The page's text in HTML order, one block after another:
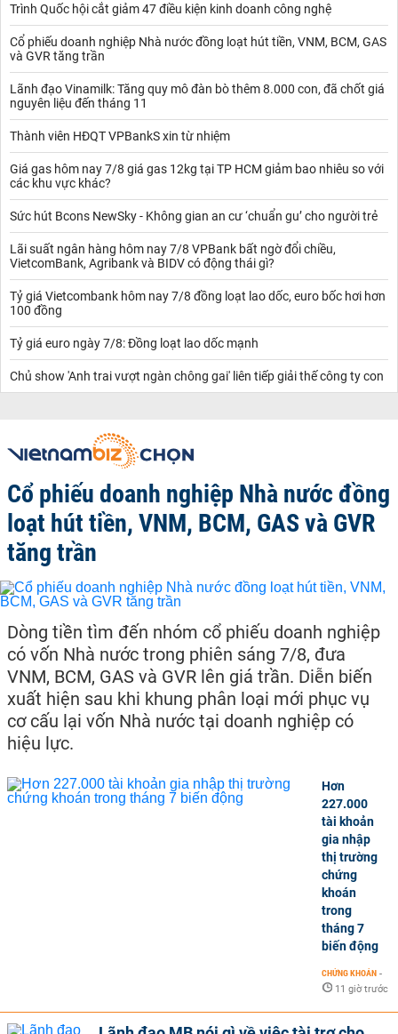
Trình Quốc hội cắt giảm 47 điều kiện kinh doanh công nghệ
Cổ phiếu doanh nghiệp Nhà nước đồng loạt hút tiền, VNM, BCM, GAS
và GVR tăng trần
Lãnh đạo Vinamilk: Tăng quy mô đàn bò thêm 8.000 con, đã chốt giá
nguyên liệu đến tháng 11
Thành viên HĐQT VPBankS xin từ nhiệm
Giá gas hôm nay 7/8 giá gas 12kg tại TP HCM giảm bao nhiêu so với
các khu vực khác?
Sức hút Bcons NewSky - Không gian an cư ‘chuẩn gu’ cho người trẻ
Lãi suất ngân hàng hôm nay 7/8 VPBank bất ngờ đổi chiều,
VietcomBank, Agribank và BIDV có động thái gì?
Tỷ giá Vietcombank hôm nay 7/8 đồng loạt lao dốc, euro bốc hơi hơn
100 đồng
Tỷ giá euro ngày 7/8: Đồng loạt lao dốc mạnh
Chủ show 'Anh trai vượt ngàn chông gai' liên tiếp giải thế công ty con
Cổ phiếu doanh nghiệp Nhà nước đồng
loạt hút tiền, VNM, BCM, GAS và GVR
tăng trần
Dòng tiền tìm đến nhóm cổ phiếu doanh nghiệp
có vốn Nhà nước trong phiên sáng 7/8, đưa
VNM, BCM, GAS và GVR lên giá trần. Diễn biến
xuất hiện sau khi khung phân loại mới phục vụ
cơ cấu lại vốn Nhà nước tại doanh nghiệp có
hiệu lực.
Hơn
227.000
tài khoản
gia nhập
thị trường
chứng
khoán
trong
tháng 7
biến động
CHỨNG KHOÁN -
11 giờ trước